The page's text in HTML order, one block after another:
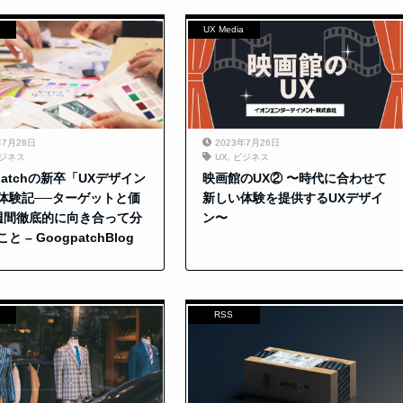
月28日
ネス
の新卒「UXデザイン
験記──ターゲットと価
間徹底的に向き合って分
と – GoogpatchBlog
UX Media
2023年7月26日
UX
ビジネス
映画館のUX② 〜時代に合わせて
新しい体験を提供するUXデザイ
ン〜
RSS